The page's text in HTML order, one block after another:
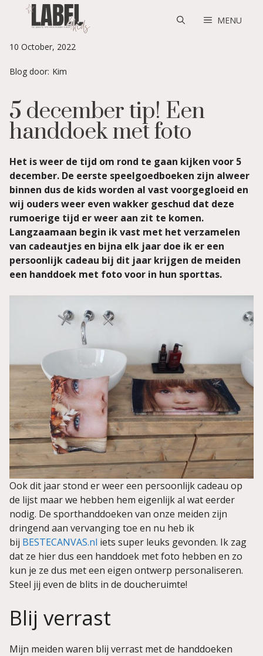
MENU
10 October, 2022
Blog door: Kim
5 december tip! Een
handdoek met foto
Het is weer de tijd om rond te gaan kijken voor 5
december. De eerste speelgoedboeken zijn alweer
binnen dus de kids worden al vast voorgegloeid en
wij ouders weer even wakker geschud dat deze
rumoerige tijd er weer aan zit te komen.
Langzaamaan begin ik vast met het verzamelen
van cadeautjes en bijna elk jaar doe ik er een
persoonlijk cadeau bij dit jaar krijgen de meiden
een handdoek met foto voor in hun sporttas.
Ook dit jaar stond er weer een persoonlijk cadeau op
de lijst maar we hebben hem eigenlijk al wat eerder
nodig. De sporthanddoeken van onze meiden zijn
dringend aan vervanging toe en nu heb ik
bij BESTECANVAS.nl iets super leuks gevonden. Ik zag
dat ze hier dus een handdoek met foto hebben en zo
kun je ze dus met een eigen ontwerp personaliseren.
Steel jij even de blits in de doucheruimte!
Blij verrast
Mijn meiden waren blij verrast met de handdoeken